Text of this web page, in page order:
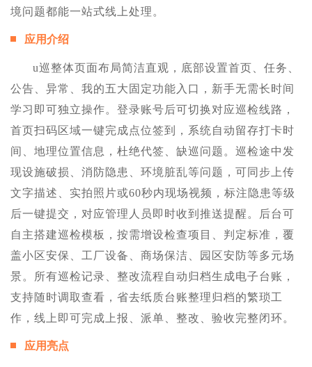
境问题都能一站式线上处理。
应用介绍
u巡整体页面布局简洁直观，底部设置首页、任务、
公告、异常、我的五大固定功能入口，新手无需长时间
学习即可独立操作。登录账号后可切换对应巡检线路，
首页扫码区域一键完成点位签到，系统自动留存打卡时
间、地理位置信息，杜绝代签、缺巡问题。巡检途中发
现设施破损、消防隐患、环境脏乱等问题，可同步上传
文字描述、实拍照片或60秒内现场视频，标注隐患等级
后一键提交，对应管理人员即时收到推送提醒。后台可
自主搭建巡检模板，按需增设检查项目、判定标准，覆
盖小区安保、工厂设备、商场保洁、园区安防等多元场
景。所有巡检记录、整改流程自动归档生成电子台账，
支持随时调取查看，省去纸质台账整理归档的繁琐工
作，线上即可完成上报、派单、整改、验收完整闭环。
应用亮点